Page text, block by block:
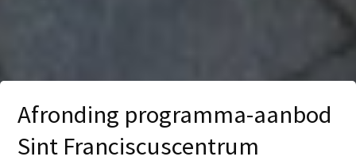
Afronding programma-aanbod
Sint Franciscuscentrum